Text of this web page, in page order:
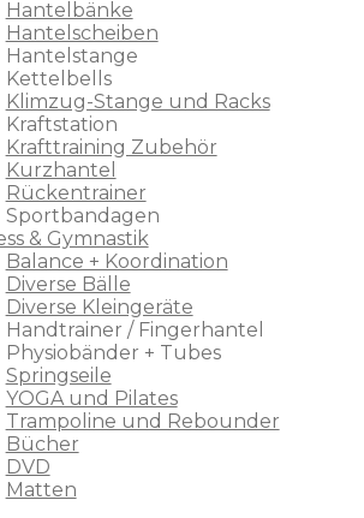
Hantelbänke
Hantelscheiben
Hantelstange
Kettelbells
Klimzug-Stange und Racks
Kraftstation
Krafttraining Zubehör
Kurzhantel
Rückentrainer
Sportbandagen
& Gymnastik
Balance + Koordination
Diverse Bälle
Diverse Kleingeräte
Handtrainer / Fingerhantel
Physiobänder + Tubes
Springseile
YOGA und Pilates
Trampoline und Rebounder
Bücher
DVD
Matten